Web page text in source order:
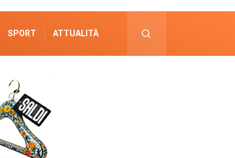
SPORT ATTUALITÀ
PUBBLICITÀ ELETTORALE